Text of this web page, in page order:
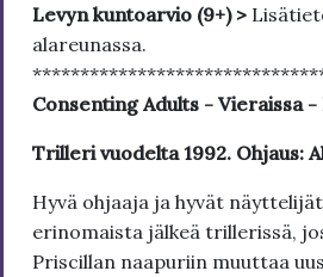
Levyn kuntoarvio (9+) >
alareunassa.
Consenting Adults - Vieraissa -
Trilleri vuodelta 1992. Ohjaus:
Hyvä ohjaaja ja hyvät
erinomaista jälkeä trillerissä,
Priscillan naapuriin muuttaa